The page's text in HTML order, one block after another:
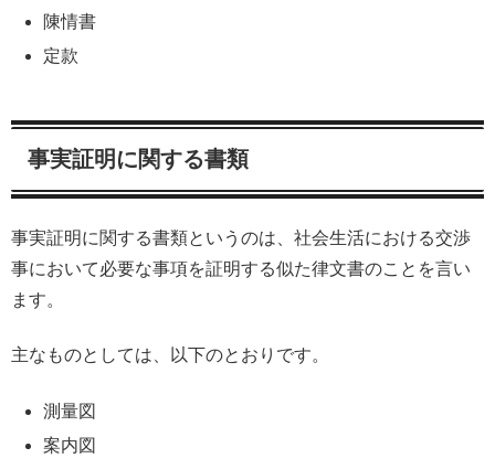
陳情書
定款
事実証明に関する書類
事実証明に関する書類というのは、社会生活における交渉
事において必要な事項を証明する似た律文書のことを言い
ます。
主なものとしては、以下のとおりです。
測量図
案内図